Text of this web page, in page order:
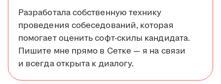
Разработала собственную технику
проведения собеседований, которая
помогает оценить софт-скилы кандидата.
Пишите мне прямо в Сетке — я на связи
и всегда открыта к диалогу.